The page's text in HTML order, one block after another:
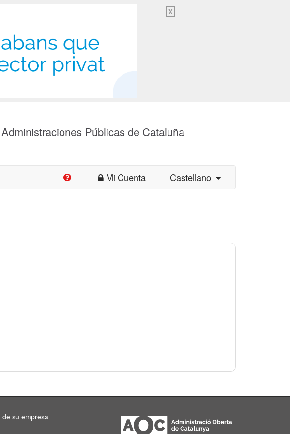
X
Públicas de Cataluña
Mi Cuenta Castellano
su empresa